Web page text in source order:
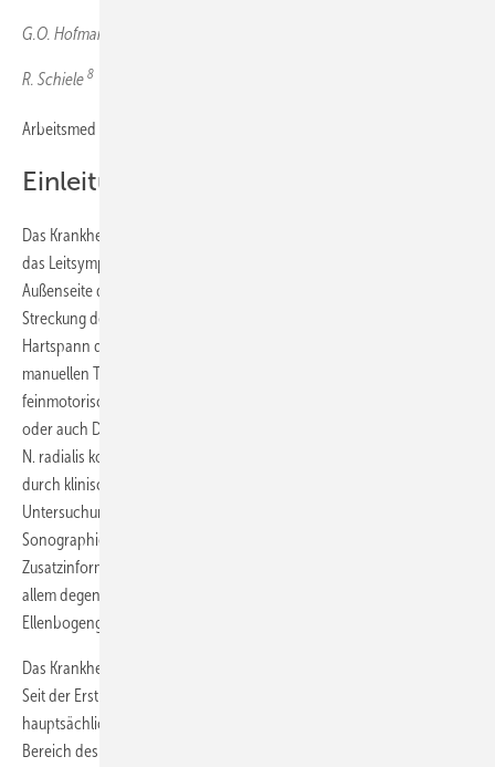
G.O. Hofmann
R. Schiele 8
Arbeitsmed Sozialmed Umweltmed 2016; 51: 360–368
Einleitung
Das Krankheitsbild der Epicondylitis lateralis ist gekennzeichnet durch
das Leitsymptom von Ruhe- und Belastungsschmerzen an der
Außenseite des Ellenbogens, die durch Pronation und kraftvolle
Streckung der Hand provoziert werden können. Fakultativ kann es zu
Hartspann der Muskulatur, funktionellen Einschränkungen bei
manuellen Tätigkeiten (sowohl grobmotorisch als auch
feinmotorisch), gelegentlicher entzündungsähnlicher Symptomatik
oder auch Dysästhesien im Bereich des Versorgungsgebietes des
N. radialis kommen. Die Diagnose der Epikondylitis wird in der Regel
durch klinische Untersuchung (funktionelle Tests) gestellt. Zusätzliche
Untersuchungen (Röntgen oder Kernspintomographie bzw.
Sonographie) bringen in der Regel keine wesentlichen
Zusatzinformationen, dienen jedoch zum Ausschluss anderer, vor
allem degenerativer oder traumatisch bedingter Schäden am
Ellenbogengelenk.
Das Krankheitsbild wurde erstmals durch Runge 1883 beschrieben.
Seit der Erstbeschreibung wird die Ursache der Epikondylitis
hauptsächlich auf eine physische Überbelastung der Insertion im
Bereich des radialen Epikondylus, dem Ansatz der Handextensoren